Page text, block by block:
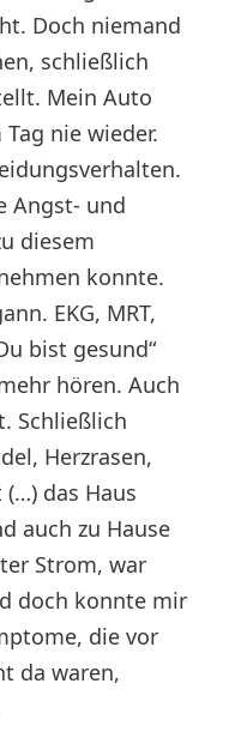
Doch niemand
schließlich
Mein Auto
nie wieder.
Angst- und
diesem
konnte.
EKG, MRT,
bist gesund“
hören. Auch
Schließlich
Herzrasen,
das Haus
auch zu Hause
Strom, war
doch konnte mir
die vor
da waren,